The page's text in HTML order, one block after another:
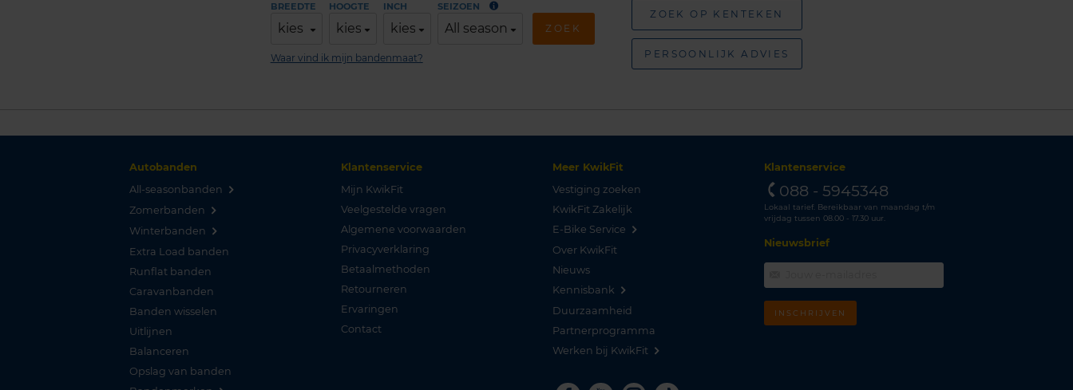
BREEDTE
kies
HOOGTE
kies
INCH
kies
SEIZOEN
All season ZOEK
Waar vind ik mijn bandenmaat?
ZOEK OP KENTEKEN
PERSOONLIJK ADVIES
Autobanden
All-seasonbanden
Zomerbanden
Winterbanden
Extra Load banden
Runflat banden
Caravanbanden
Banden wisselen
Uitlijnen
Balanceren
Opslag van banden
Klantenservice
Mijn KwikFit
Veelgestelde vragen
Algemene voorwaarden
Privacyverklaring
Betaalmethoden
Retourneren
Ervaringen
Contact
Meer KwikFit
Vestiging zoeken
KwikFit Zakelijk
E-Bike Service
Over KwikFit
Nieuws
Kennisbank
Duurzaamheid
Partnerprogramma
Werken bij KwikFit
Klantenservice
088 - 5945348
Lokaal tarief. Bereikbaar van maandag t/m
vrijdag tussen 08.00 - 17.30 uur.
Nieuwsbrief
INSCHRIJVEN